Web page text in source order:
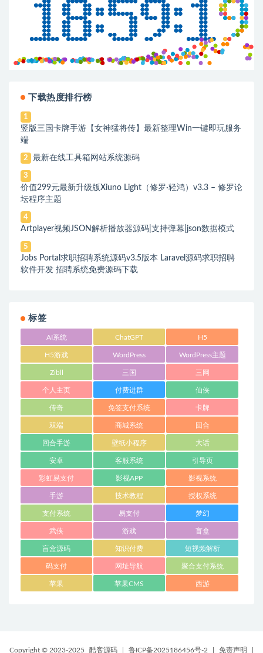
下载热度排行榜
1
竖版三国卡牌手游【女神猛将传】最新整理Win一键即玩服务
端
2 最新在线工具箱网站系统源码
3
价值299元最新升级版Xiuno Light（修罗·轻鸿）v3.3 – 修罗论
坛程序主题
4
Artplayer视频JSON解析播放器源码|支持弹幕|json数据模式
5
Jobs Portal求职招聘系统源码v3.5版本 Laravel源码求职招聘
软件开发 招聘系统免费源码下载
标签
AI系统 ChatGPT H5
H5游戏 WordPress WordPress主题
Zibll 三国 三网
个人主页 付费进群 仙侠
传奇 免签支付系统 卡牌
双端 商城系统 回合
回合手游 壁纸小程序 大话
安卓 客服系统 引导页
彩虹易支付 影视APP 影视系统
手游 技术教程 授权系统
支付系统 易支付 梦幻
武侠 游戏 盲盒
盲盒源码 知识付费 短视频解析
码支付 网址导航 聚合支付系统
苹果 苹果CMS 西游
Copyright © 2023-2025 酷客源码 鲁ICP备2025186456号-2 免责声明